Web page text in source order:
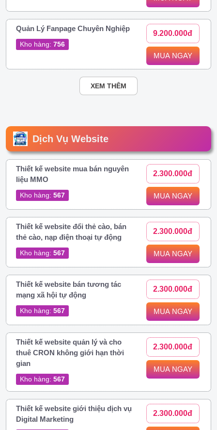
Quản Lý Fanpage Chuyên Nghiệp
Kho hàng: 756
9.200.000đ
MUA NGAY
XEM THÊM
Dịch Vụ Website
Thiết kế website mua bán nguyên
liệu MMO
Kho hàng: 567
2.300.000đ
MUA NGAY
Thiết kế website đổi thẻ cào, bán
thẻ cào, nạp điện thoại tự động
Kho hàng: 567
2.300.000đ
MUA NGAY
Thiết kế website bán tương tác
mạng xã hội tự động
Kho hàng: 567
2.300.000đ
MUA NGAY
Thiết kế website quản lý và cho
thuê CRON không giới hạn thời
gian
Kho hàng: 567
2.300.000đ
MUA NGAY
Thiết kế website giới thiệu dịch vụ
Digital Marketing
2.300.000đ